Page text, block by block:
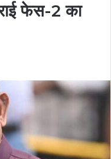
फेस-2 का